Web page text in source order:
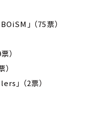
」 （75票）
）
（2票）